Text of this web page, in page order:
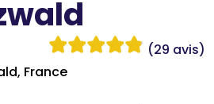
(29 avis)
France